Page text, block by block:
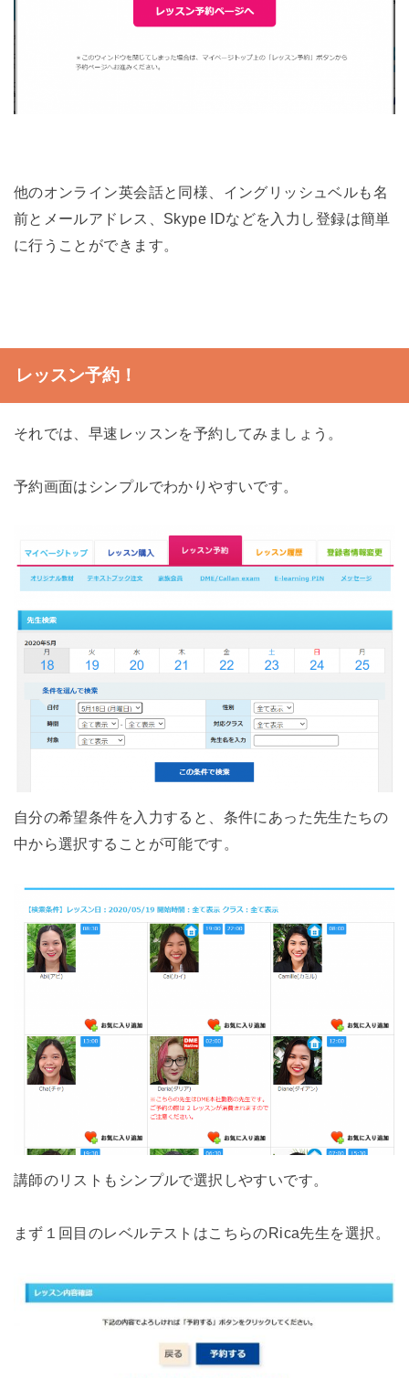
他のオンライン英会話と同様、イングリッシュベルも名
前とメールアドレス、Skype IDなどを入力し登録は簡単
に行うことができます。
レッスン予約！
それでは、早速レッスンを予約してみましょう。
予約画面はシンプルでわかりやすいです。
自分の希望条件を入力すると、条件にあった先生たちの
中から選択することが可能です。
講師のリストもシンプルで選択しやすいです。
まず１回目のレベルテストはこちらのRica先生を選択。